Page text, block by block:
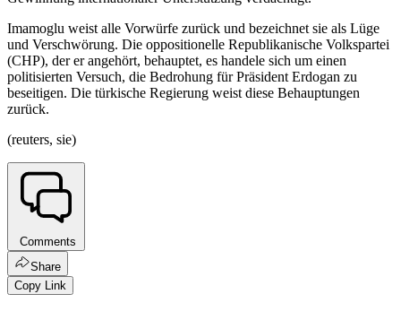
Imamoglu weist alle Vorwürfe zurück und bezeichnet sie als Lüge
und Verschwörung. Die oppositionelle Republikanische Volkspartei
(CHP), der er angehört, behauptet, es handele sich um einen
politisierten Versuch, die Bedrohung für Präsident Erdogan zu
beseitigen. Die türkische Regierung weist diese Behauptungen
zurück.
(reuters, sie)
Comments
Share
Copy Link